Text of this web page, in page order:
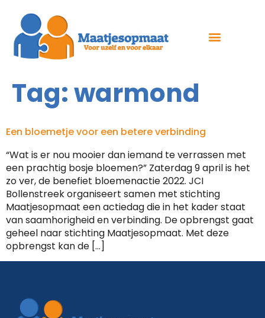
Tag:warmond
Een bloemetje voor een betere verbinding
“Wat is er nou mooier dan iemand te verrassen met
een prachtig bosje bloemen?” Zaterdag 9 april is het
zo ver, de benefiet bloemenactie 2022. JCI
Bollenstreek organiseert samen met stichting
Maatjesopmaat een actiedag die in het kader staat
van saamhorigheid en verbinding. De opbrengst gaat
geheel naar stichting Maatjesopmaat. Met deze
opbrengst kan de […]